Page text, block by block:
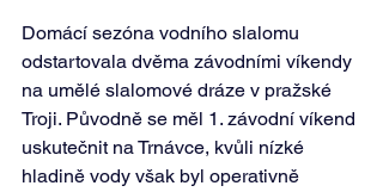
Domácí sezóna vodního slalomu
odstartovala dvěma závodními víkendy
na umělé slalomové dráze v pražské
Troji. Původně se měl 1. závodní víkend
uskutečnit na Trnávce, kvůli nízké
hladině vody však byl operativně